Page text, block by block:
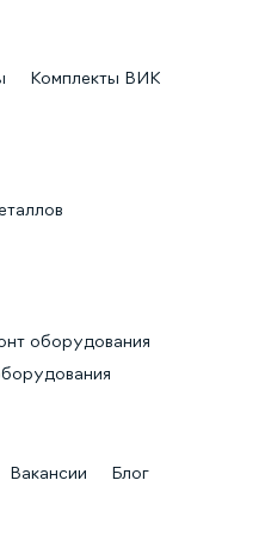
Комплекты ВИК
оборудования
Вакансии Блог